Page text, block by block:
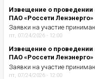
Извещение о
ПАО «Россети Ленэнерго»
Заявки на участие
пт, 07/24/2026 - 12:00
Извещение о
ПАО «Россети Ленэнерго»
Заявки на участие
пт, 07/24/2026 - 12:00